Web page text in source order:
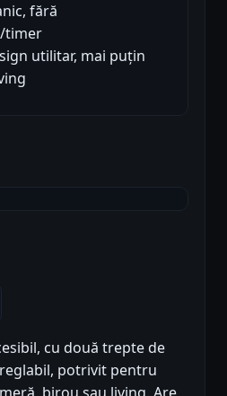
fără
timer
utilitar, mai puțin
cu două trepte de
potrivit pentru
birou sau living. Are